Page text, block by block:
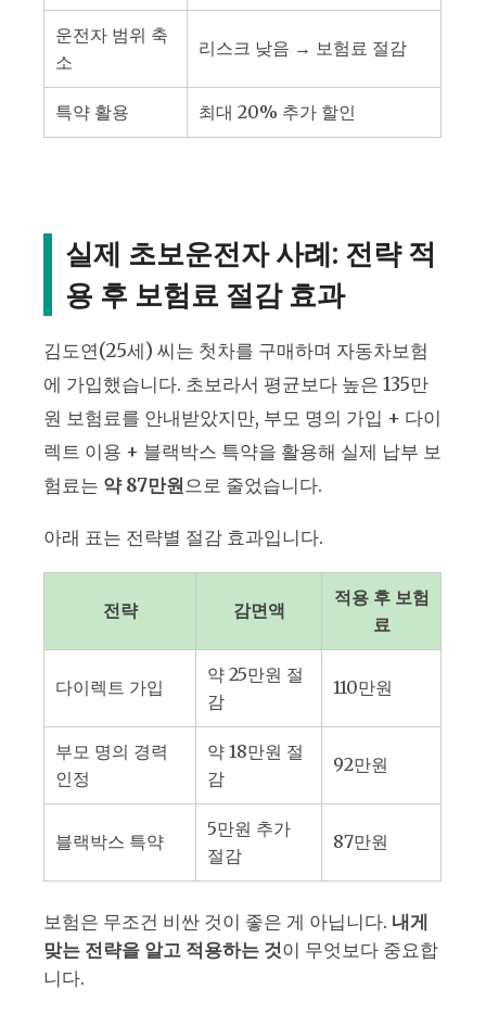
운전자 범위 축
소
리스크 낮음 → 보험료 절감
특약 활용 최대 20% 추가 할인
실제 초보운전자 사례: 전략 적
용 후 보험료 절감 효과
김도연(25세) 씨는 첫차를 구매하며 자동차보험
에 가입했습니다. 초보라서 평균보다 높은 135만
원 보험료를 안내받았지만, 부모 명의 가입 + 다이
렉트 이용 + 블랙박스 특약을 활용해 실제 납부 보
험료는 약 87만원으로 줄었습니다.
아래 표는 전략별 절감 효과입니다.
전략 감면액
적용 후 보험
료
다이렉트 가입
약 25만원 절
감
110만원
부모 명의 경력
인정
약 18만원 절
감
92만원
블랙박스 특약
5만원 추가
절감
87만원
보험은 무조건 비싼 것이 좋은 게 아닙니다. 내게
맞는 전략을 알고 적용하는 것이 무엇보다 중요합
니다.